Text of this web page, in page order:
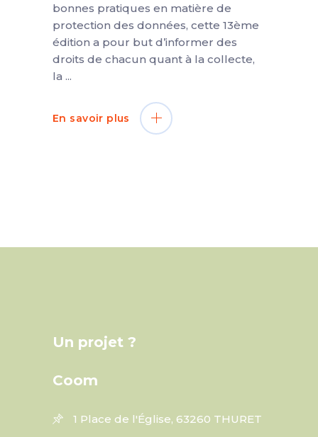
bonnes pratiques en matière de
protection des données, cette 13ème
édition a pour but d’informer des
droits de chacun quant à la collecte,
la
En savoir plus
Un projet ?
Coom
1 Place de l'Église, 63260 THURET